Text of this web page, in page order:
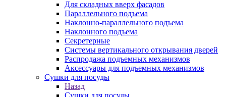
Для складных вверх фасадов
Параллельного подъема
Наклонно-параллельного подъема
Наклонного подъема
Секретерные
Системы вертикального открывания дверей
Распродажа подъемных механизмов
Аксессуары для подъемных механизмов
Сушки для посуды
Назад
Сушки для посуды